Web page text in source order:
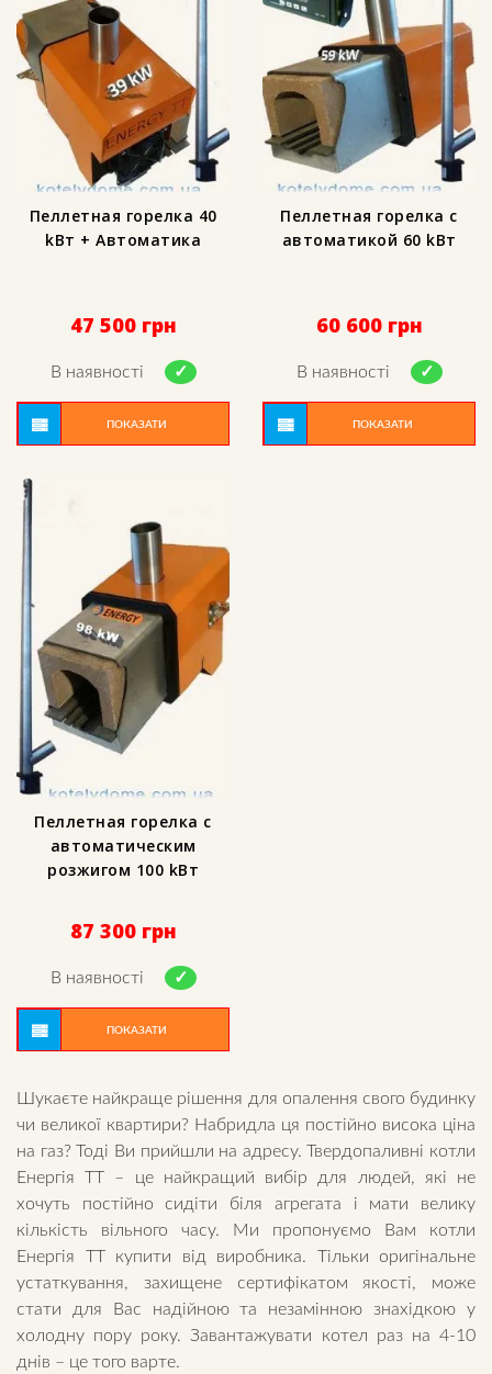
Пеллетная горелка 40
kВт + Автоматика
47 500 грн
В наявності
ПОКАЗАТИ
Пеллетная горелка с
автоматикой 60 kВт
60 600 грн
В наявності
ПОКАЗАТИ
Пеллетная горелка с
автоматическим
розжигом 100 kВт
87 300 грн
В наявності
ПОКАЗАТИ
Шукаєте найкраще рішення для опалення свого будинку
чи великої квартири? Набридла ця постійно висока ціна
на газ? Тоді Ви прийшли на адресу. Твердопаливні котли
Енергія ТТ – це найкращий вибір для людей, які не
хочуть постійно сидіти біля агрегата і мати велику
кількість вільного часу. Ми пропонуємо Вам котли
Енергія ТТ купити від виробника. Тільки оригінальне
устаткування, захищене сертифікатом якості, може
стати для Вас надійною та незамінною знахідкою у
холодну пору року. Завантажувати котел раз на 4-10
днів – це того варте.